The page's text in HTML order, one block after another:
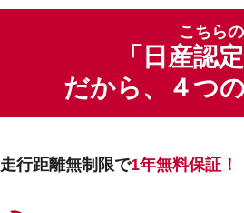
こちら
「日産認
だから、４つ
走行距離無制限で1年無料保証！